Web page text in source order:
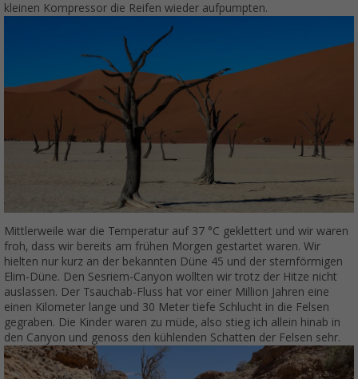
kleinen Kompressor die Reifen wieder aufpumpten.
Mittlerweile war die Temperatur auf 37 °C geklettert und wir waren
froh, dass wir bereits am frühen Morgen gestartet waren. Wir
hielten nur kurz an der bekannten Düne 45 und der sternförmigen
Elim-Düne. Den Sesriem-Canyon wollten wir trotz der Hitze nicht
auslassen. Der Tsauchab-Fluss hat vor einer Million Jahren eine
einen Kilometer lange und 30 Meter tiefe Schlucht in die Felsen
gegraben. Die Kinder waren zu müde, also stieg ich allein hinab in
den Canyon und genoss den kühlenden Schatten der Felsen sehr.